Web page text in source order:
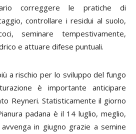
correggere le pratiche di
controllare i residui al suolo,
seminare tempestivamente,
e attuare difese puntuali.
a rischio per lo sviluppo del fungo
è importante anticipare
Reyneri. Statisticamente il giorno
padana è il 14 luglio, meglio,
in giugno grazie a semine